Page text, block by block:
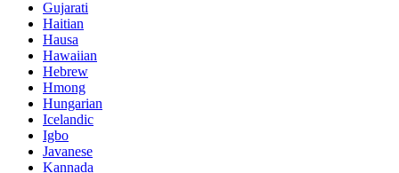
Gujarati
Haitian
Hausa
Hawaiian
Hebrew
Hmong
Hungarian
Icelandic
Igbo
Javanese
Kannada